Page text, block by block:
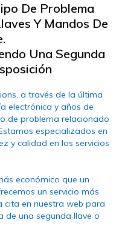
De Problema
Y Mandos De
Una Segunda
a través de la última
electrónica y años de
de problema relacionado
especializados en
y calidad en los servicios
económico que un
un servicio más
cita en nuestra web para
de una segunda llave o